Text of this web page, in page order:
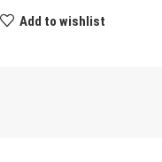
Add to wishlist